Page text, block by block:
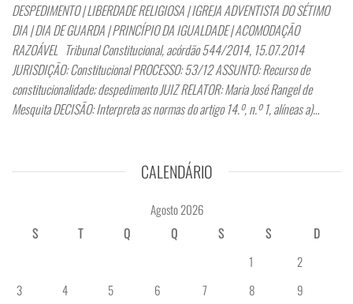
DESPEDIMENTO | LIBERDADE RELIGIOSA | IGREJA ADVENTISTA DO SÉTIMO
DIA | DIA DE GUARDA | PRINCÍPIO DA IGUALDADE | ACOMODAÇÃO
RAZOÁVEL Tribunal Constitucional, acórdão 544/2014, 15.07.2014
JURISDIÇÃO: Constitucional PROCESSO: 53/12 ASSUNTO: Recurso de
constitucionalidade; despedimento JUIZ RELATOR: Maria José Rangel de
Mesquita DECISÃO: Interpreta as normas do artigo 14.º, n.º 1, alíneas a)…
CALENDÁRIO
Agosto 2026
S
T Q Q S S
D
1
2
3
4 5 6 7 8
9